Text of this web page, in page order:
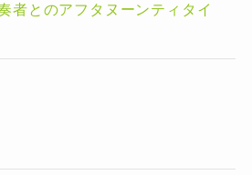
者とのアフタヌーンティタイ